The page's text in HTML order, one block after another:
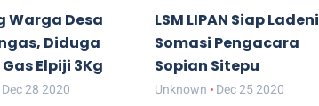
Warga Desa
Diduga
Elpiji 3Kg
Dec 28 2020
LSM LIPAN Siap Ladeni
Somasi Pengacara
Sopian Sitepu
Unknown Dec 25 2020